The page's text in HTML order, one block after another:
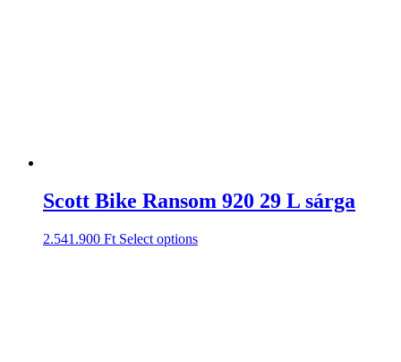
Scott Bike Ransom 920 29 L sárga
2.541.900 Ft Select options